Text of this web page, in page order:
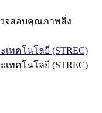
จสอบคุณภาพสิ่ง
ทคโนโลยี (STREC)
ทคโนโลยี (STREC)